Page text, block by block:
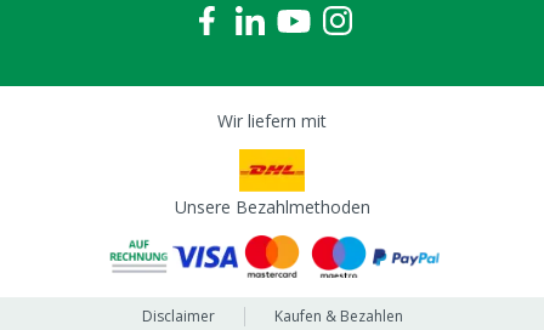
Wir liefern mit
Unsere Bezahlmethoden
Disclaimer Kaufen & Bezahlen